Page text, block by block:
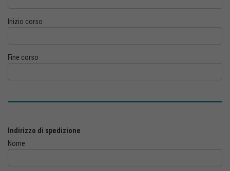
Inizio corso
Fine corso
Indirizzo di spedizione
Nome